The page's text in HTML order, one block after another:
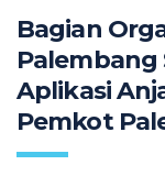
Bagian
Palembang
Aplikasi
Pemkot